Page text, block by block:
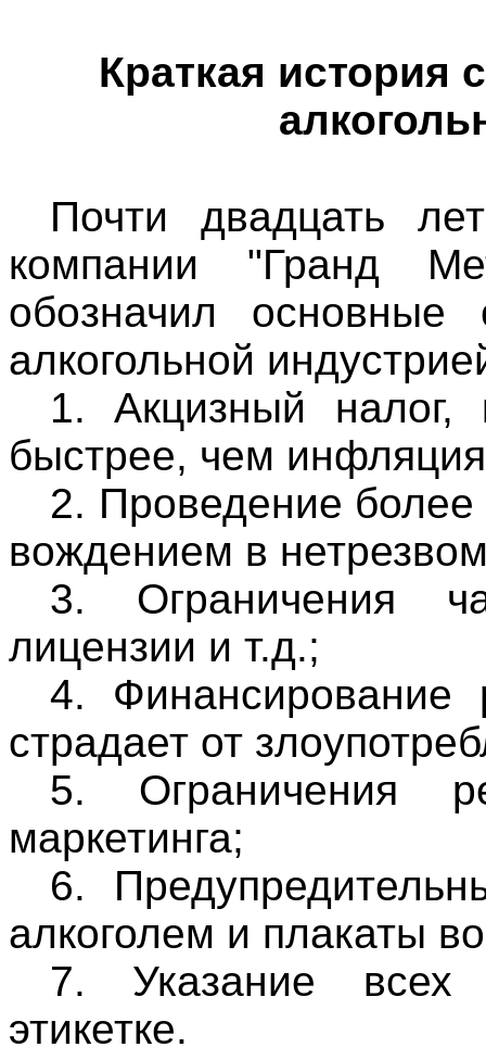
Краткая история
Почти двадцать
компании "Гранд
обозначил основные
алкогольной
1. Акцизный налог,
быстрее, чем
2. Проведение
вождением в
3. Ограничения
лицензии и т.д.;
4. Финансирование
страдает от
5. Ограничения
маркетинга;
6.
алкоголем и плакаты
7. Указание всех
этикетке.